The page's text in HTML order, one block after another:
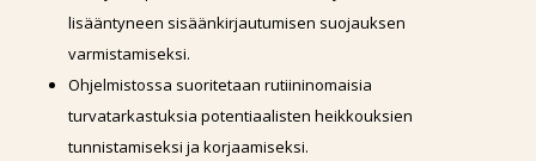
lisääntyneen sisäänkirjautumisen suojauksen
varmistamiseksi.
Ohjelmistossa suoritetaan rutiininomaisia
turvatarkastuksia potentiaalisten heikkouksien
tunnistamiseksi ja korjaamiseksi.